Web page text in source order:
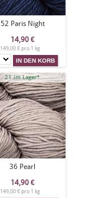
52 Paris Night
14,90 €
149,00 € pro 1 kg
21 im Lager*
36 Pearl
14,90 €
149,00 € pro 1 kg